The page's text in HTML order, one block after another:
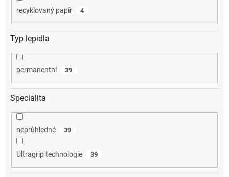
recyklovaný papír 4
Typ lepidla
permanentní 39
Specialita
neprůhledné 39
Ultragrip technologie 39